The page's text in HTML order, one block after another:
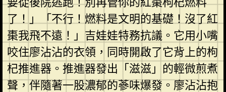
了！」「不行！燃料是文明的基礎！沒了紅
棗我飛不遠！」吉娃娃特務抗議。它用小嘴
咬住廖沾沾的衣領，同時開啟了它背上的枸
杞推進器。推進器發出「滋滋」的輕微煎煮
聲，伴隨著一股濃郁的蔘味爆發。廖沾沾抱